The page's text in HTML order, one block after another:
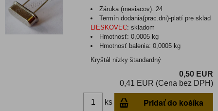
Záruka (mesiacov): 24
Termín dodania(prac.dni)-platí pre sklad
LIESKOVEC: skladom
Hmotnosť:0,0005 kg
Hmotnosť balenia:0,0005 kg
Kryštál nízky štandardný
0,50 EUR
0,41 EUR (Cena bez DPH)
ks Pridať do košíka